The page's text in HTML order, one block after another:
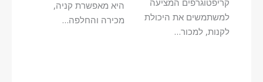
קריפטוגרפים המציעה
למשתמשים את היכולת
לקנות, למכור…
היא מאפשרת קניה,
מכירה והחלפה…